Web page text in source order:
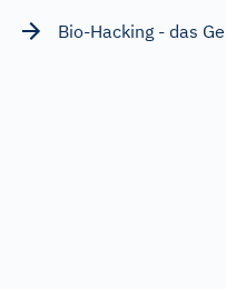
Bio-Hacking - das